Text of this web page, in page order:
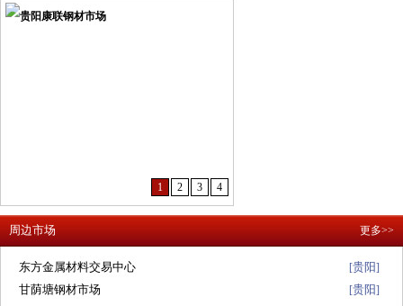
1 2 3 4
周边市场 更多>>
[贵阳]
东方金属材料交易中心
[贵阳]
甘荫塘钢材市场